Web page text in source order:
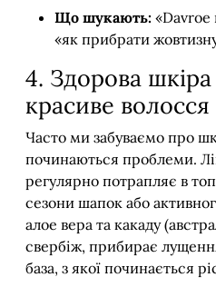
Що шукають: «Davroe
«як прибрати
4. Здорова
красиве волосся
Часто ми забуваємо про
починаються проблеми.
регулярно потрапляє в
сезони шапок або
алое вера та какаду
свербіж, прибирає
база, з якої починається